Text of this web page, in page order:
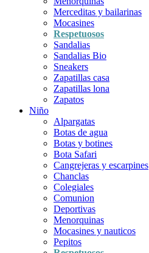
Merceditas y bailarinas
Mocasines
Respetuosos
Sandalias
Sandalias Bio
Sneakers
Zapatillas casa
Zapatillas lona
Zapatos
Niño
Alpargatas
Botas de agua
Botas y botines
Bota Safari
Cangrejeras y escarpines
Chanclas
Colegiales
Comunion
Deportivas
Menorquinas
Mocasines y nauticos
Pepitos